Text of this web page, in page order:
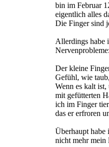
bin im Februar
eigentlich alles
Die Finger sind
Allerdings habe
Nervenprobleme:
Der kleine
Gefühl, wie
Wenn es kalt
mit gefütterten
ich im Finger
das er erfroren
Überhaupt habe
nicht mehr mein